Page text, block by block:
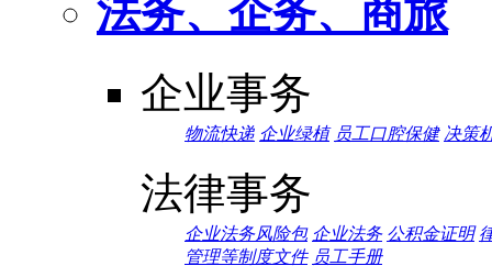
法务、企务、商旅
企业事务
物流快递 企业绿植 员工口腔保健 决策
法律事务
企业法务风险包 企业法务 公积金证明
管理等制度文件 员工手册